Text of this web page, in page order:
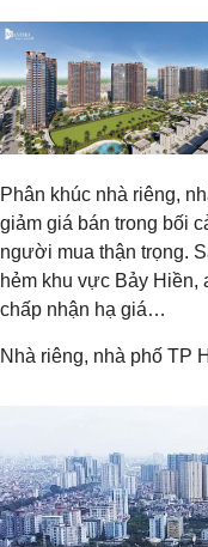
Phân khúc nhà riêng,
giảm giá bán trong bối
người mua thận trọng.
hẻm khu vực Bảy Hiền,
chấp nhận hạ giá…
Nhà riêng, nhà phố TP